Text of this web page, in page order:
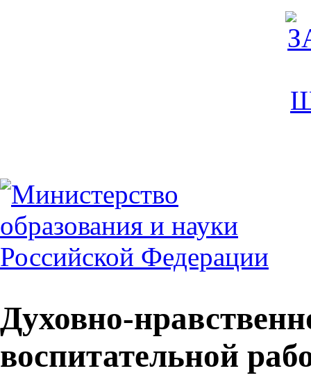
Духовно-
воспитательной